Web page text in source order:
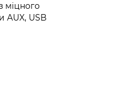
міцного
AUX, USB